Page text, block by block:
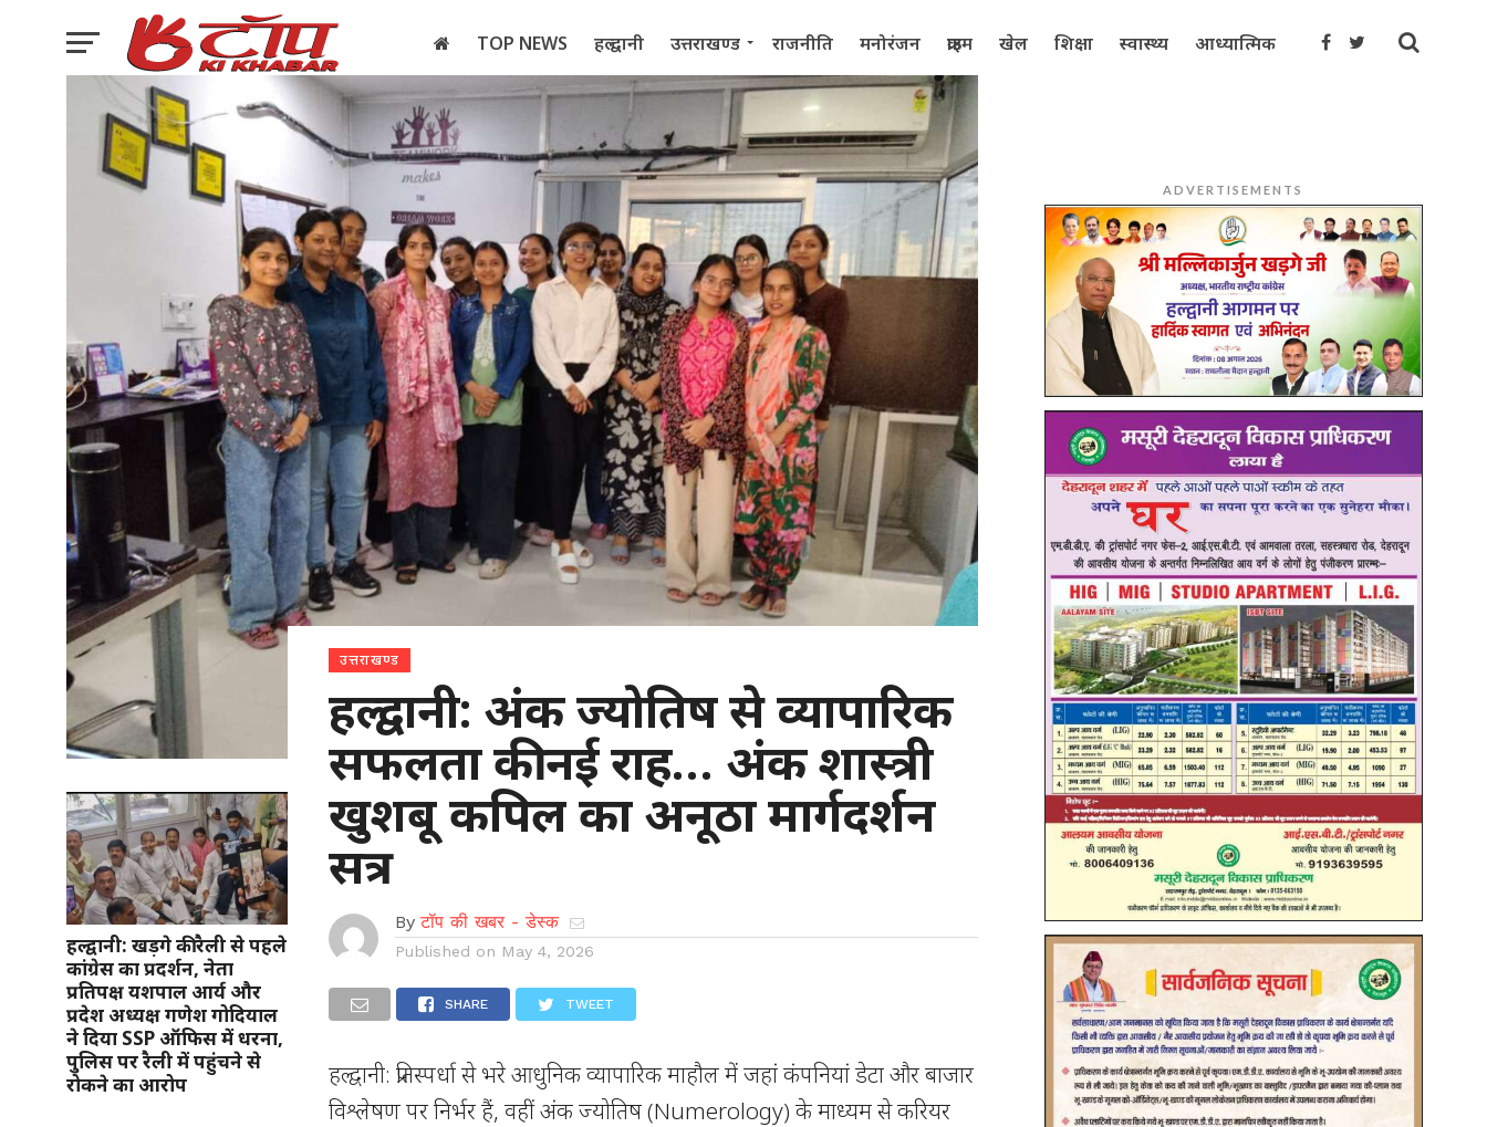
TOP NEWS हल्द्वानी उत्तराखण्ड राजनीति मनोरंजन क्राइम खेल शिक्षा स्वास्थ्य आध्यात्मिक
इलेक्शन 2022
हल्द्वानी: खड़गे की रैली से पहले
कांग्रेस का प्रदर्शन, नेता
प्रतिपक्ष यशपाल आर्य और
प्रदेश अध्यक्ष गणेश गोदियाल
ने दिया SSP ऑफिस में धरना,
पुलिस पर रैली में पहुंचने से
रोकने का आरोप
उत्तराखण्ड
हल्द्वानी: अंक ज्योतिष से व्यापारिक
सफलता की नई राह… अंक शास्त्री
खुशबू कपिल का अनूठा मार्गदर्शन
सत्र
By टॉप की खबर - डेस्क
Published on May 4, 2026
SHARE TWEET
हल्द्वानी: प्रतिस्पर्धा से भरे आधुनिक व्यापारिक माहौल में जहां कंपनियां डेटा और बाजार
विश्लेषण पर निर्भर हैं, वहीं अंक ज्योतिष (Numerology) के माध्यम से करियर
ADVERTISEMENTS